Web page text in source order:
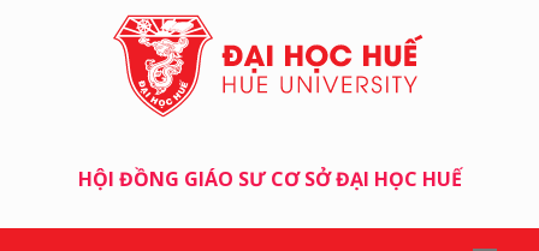
HỘI ĐỒNG GIÁO SƯ CƠ SỞ ĐẠI HỌC HUẾ